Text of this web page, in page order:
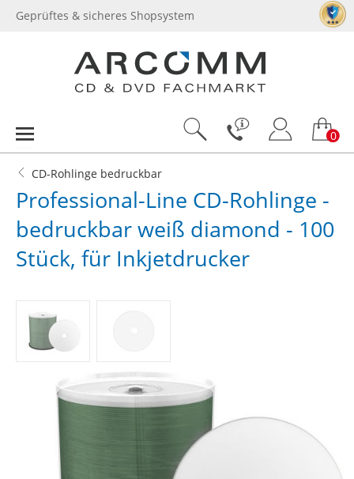
Geprüftes & sicheres Shopsystem
0
CD-Rohlinge bedruckbar
Professional-Line CD-Rohlinge -
bedruckbar weiß diamond - 100
Stück, für Inkjetdrucker